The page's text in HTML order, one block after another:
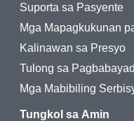
Suporta sa Pasyente
Mga Mapagkukunan
Kalinawan sa Presyo
Tulong sa
Mga Mabibiling
Tungkol sa Amin